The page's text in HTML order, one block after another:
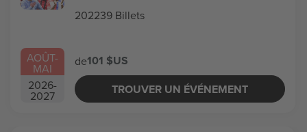
AOÛT-
MAI
2026-
2027
202239 Billets
de101 $US
TROUVER UN ÉVÉNEMENT